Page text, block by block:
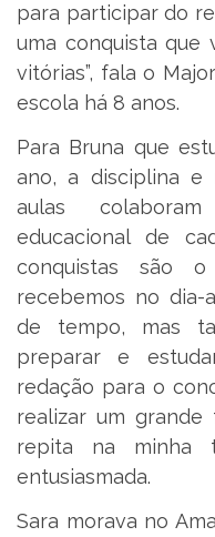
para participar do
uma conquista que
vitórias”, fala o
escola há 8 anos.
Para Bruna que
ano, a disciplina e
aulas
educacional de
conquistas são
recebemos no dia-
de tempo, mas
preparar e
redação para o
realizar um
repita na minha
entusiasmada.
Sara morava no